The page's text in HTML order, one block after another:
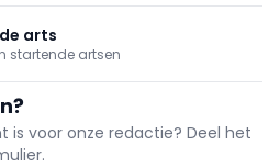
de eerste 1000 dagen van het
arts
startende artsen
is voor onze redactie? Deel het